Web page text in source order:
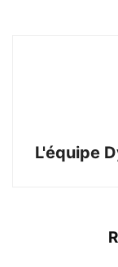
L'équipe